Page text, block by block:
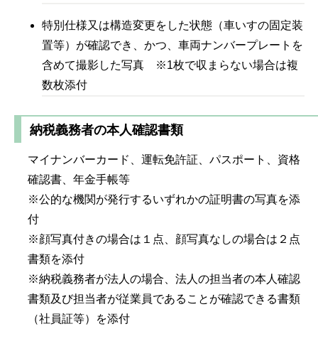
特別仕様又は構造変更をした状態（車いすの固定装
置等）が確認でき、かつ、車両ナンバープレートを
含めて撮影した写真 ※1枚で収まらない場合は複
数枚添付
納税義務者の本人確認書類
マイナンバーカード、運転免許証、パスポート、資格
確認書、年金手帳等
※公的な機関が発行するいずれかの証明書の写真を添
付
※顔写真付きの場合は１点、顔写真なしの場合は２点
書類を添付
※納税義務者が法人の場合、法人の担当者の本人確認
書類及び担当者が従業員であることが確認できる書類
（社員証等）を添付